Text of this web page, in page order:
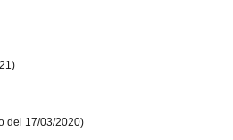
del 17/03/2020)